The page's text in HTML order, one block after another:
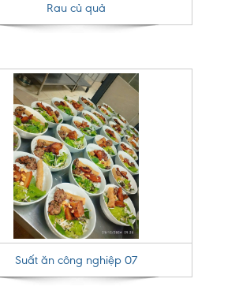
Rau củ quả
Suất ăn công nghiệp 07